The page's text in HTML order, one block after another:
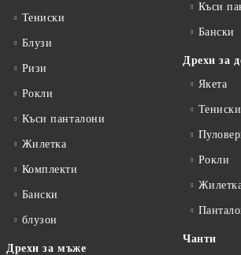
Тениски
Блузи
Ризи
Рокли
Къси панталони
Жилетка
Комплекти
Бански
блузон
Дрехи за мъже
Къси
Бански
Дрехи за
Якета
Тениски
Рокли
Чанти